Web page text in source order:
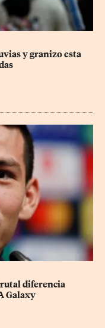
y granizo esta
diferencia
Galaxy